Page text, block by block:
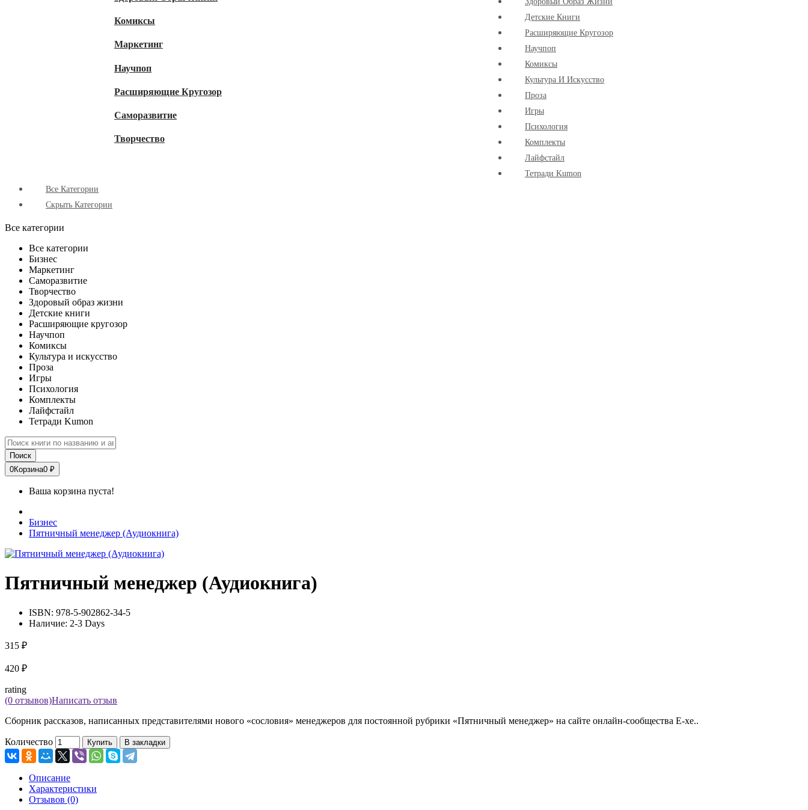
Комиксы
Маркетинг
Научпоп
Расширяющие Кругозор
Cаморазвитие
Творчество
Детские Книги
Расширяющие Кругозор
Научпоп
Комиксы
Культура И Искусство
Проза
Игры
Психология
Комплекты
Лайфстайл
Тетради Kumon
Все Категории
Скрыть Категории
Все категории
Все категории
Бизнес
Маркетинг
Саморазвитие
Творчество
Здоровый образ жизни
Детские книги
Расширяющие кругозор
Научпоп
Комиксы
Культура и искусство
Проза
Игры
Психология
Комплекты
Лайфстайл
Тетради Kumon
Поиск
0Корзина0 ₽
Ваша корзина пуста!
Бизнес
Пятничный менеджер (Аудиокнига)
Пятничный менеджер (Аудиокнига)
ISBN: 978-5-902862-34-5
Наличие: 2-3 Days
315 ₽
420 ₽
rating
(0 отзывов)Написать отзыв
Сборник рассказов, написанных представителями нового «сословия» менеджеров для постоянной рубрики «Пятничный менеджер» на сайте онлайн-сообщества E-xe..
Количество Купить В закладки
Описание
Характеристики
Отзывов (0)